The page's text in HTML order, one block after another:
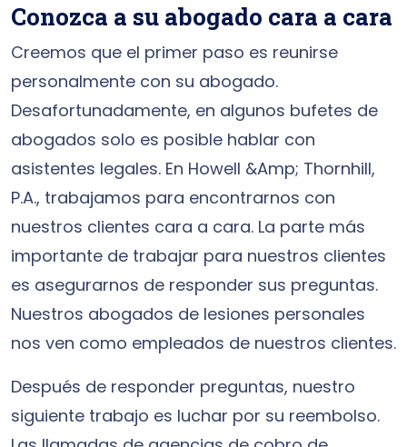
Conozca a su abogado cara a cara
Creemos que el primer paso es reunirse
personalmente con su abogado.
Desafortunadamente, en algunos bufetes de
abogados solo es posible hablar con
asistentes legales. En Howell &Amp; Thornhill,
P.A., trabajamos para encontrarnos con
nuestros clientes cara a cara. La parte más
importante de trabajar para nuestros clientes
es asegurarnos de responder sus preguntas.
Nuestros abogados de lesiones personales
nos ven como empleados de nuestros clientes.
Después de responder preguntas, nuestro
siguiente trabajo es luchar por su reembolso.